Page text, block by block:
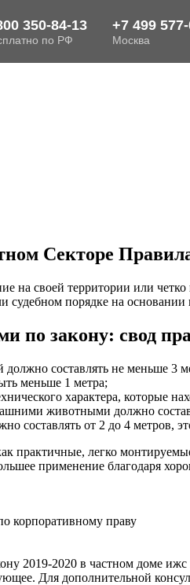
Секторе Правила
на своей территории или
судебном порядке на
по закону: свод
должно составлять не меньше 3
меньше 1 метра;
характера, которые
животными должно
составлять от 2 до 4 метров,
практичные, легко
применение благодаря
корпоративному праву
2019-2020 в частном доме
Для дополнительной